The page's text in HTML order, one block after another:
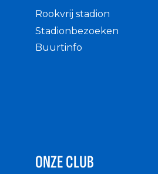
Rookvrij stadion
Stadionbezoeken
Buurtinfo
ONZE CLUB